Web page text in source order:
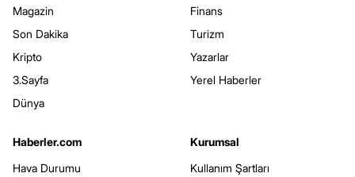
Magazin
Son Dakika
Kripto
3.Sayfa
Dünya
Finans
Turizm
Yazarlar
Yerel Haberler
Haberler.com
Hava Durumu
Kurumsal
Kullanım Şartları